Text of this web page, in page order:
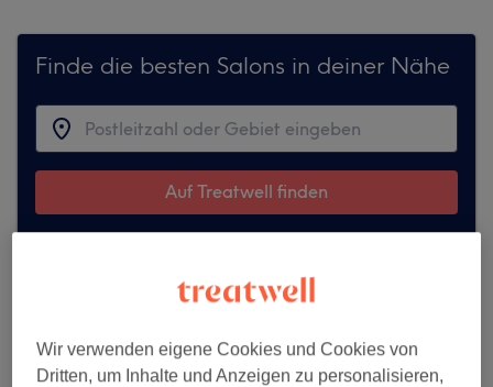
Finde die besten Salons in deiner Nähe
Auf Treatwell finden
Mehr Salons anzeigen
Wir verwenden eigene Cookies und Cookies von
Dritten, um Inhalte und Anzeigen zu personalisieren,